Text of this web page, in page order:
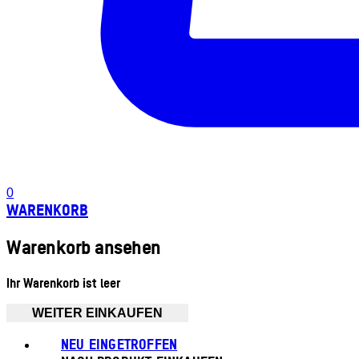
0
WARENKORB
Warenkorb ansehen
Ihr Warenkorb ist leer
WEITER EINKAUFEN
NEU EINGETROFFEN